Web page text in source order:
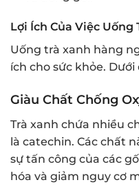
Lợi Ích Của Việc Uống
Uống trà xanh hàng
ích cho sức khỏe.
Giàu Chất Chống
Trà xanh chứa nhiều
là catechin. Các chất
sự tấn công của các
hóa và giảm nguy cơ